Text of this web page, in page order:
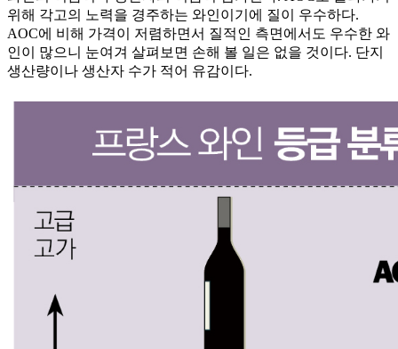
위해 각고의 노력을 경주하는 와인이기에 질이 우수하다.
AOC에 비해 가격이 저렴하면서 질적인 측면에서도 우수한 와
인이 많으니 눈여겨 살펴보면 손해 볼 일은 없을 것이다. 단지
생산량이나 생산자 수가 적어 유감이다.